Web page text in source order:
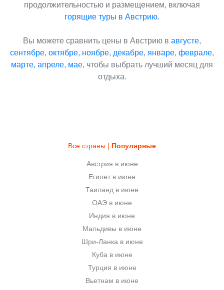
продолжительностью и размещением, включая
горящие туры в Австрию.
Вы можете сравнить цены в Австрию в августе,
сентябре, октябре, ноябре, декабре, январе, феврале,
марте, апреле, мае, чтобы выбрать лучший месяц для
отдыха.
Все страны | Популярные
Австрия в июне
Египет в июне
Таиланд в июне
ОАЭ в июне
Индия в июне
Мальдивы в июне
Шри-Ланка в июне
Куба в июне
Турция в июне
Вьетнам в июне